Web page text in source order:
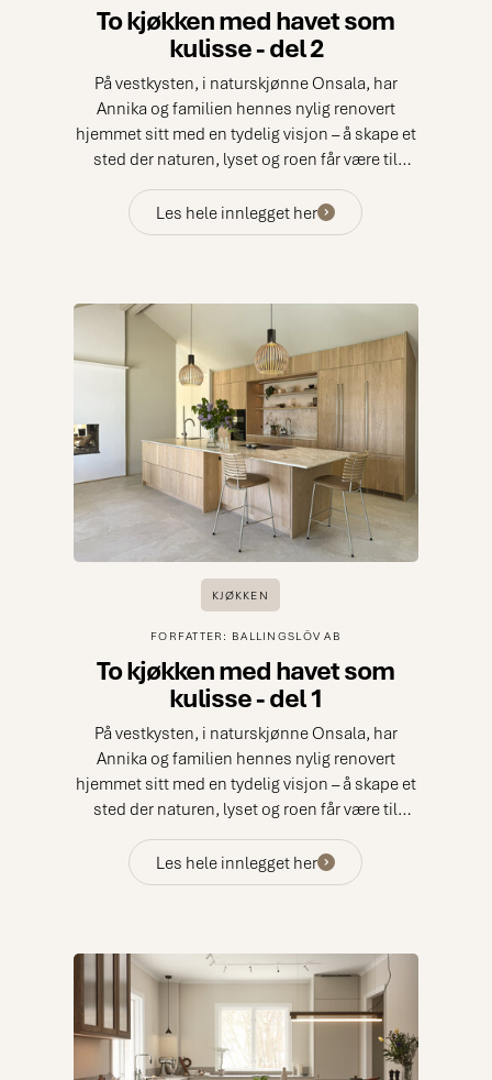
To kjøkken med havet som
kulisse - del 2
På vestkysten, i naturskjønne Onsala, har
Annika og familien hennes nylig renovert
hjemmet sitt med en tydelig visjon – å skape et
sted der naturen, lyset og roen får være til
hjem der inne og ute møtes gjennom en
helhetlig planløsning for de sosiale sonene.
utekjøkkenet flyter hjemmets sosiale områder
naturlig sammen. Her kan familie og venner
bevege seg mellom de ulike nivåene og nyte
både matlaging og samvær – alltid med
havnen og havet som storslått bakteppe.
Les hele innlegget her
KJØKKEN
FORFATTER: BALLINGSLÖV AB
To kjøkken med havet som
kulisse - del 1
På vestkysten, i naturskjønne Onsala, har
Annika og familien hennes nylig renovert
hjemmet sitt med en tydelig visjon – å skape et
sted der naturen, lyset og roen får være til
stede i hverdagen. Resultatet er et harmonisk
hjem der inne og ute møtes gjennom en
helhetlig planløsning for de sosiale sonene.
utekjøkkenet flyter hjemmets sosiale områder
naturlig sammen. Her kan familie og venner
bevege seg mellom de ulike nivåene og nyte
både matlaging og samvær – alltid med
havnen og havet som storslått bakteppe.
Les hele innlegget her